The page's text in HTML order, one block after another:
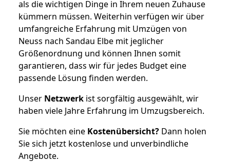
als die wichtigen Dinge in Ihrem neuen Zuhause
kümmern müssen. Weiterhin verfügen wir über
umfangreiche Erfahrung mit Umzügen von
Neuss nach Sandau Elbe mit jeglicher
Größenordnung und können Ihnen somit
garantieren, dass wir für jedes Budget eine
passende Lösung finden werden.
Unser Netzwerk ist sorgfältig ausgewählt, wir
haben viele Jahre Erfahrung im Umzugsbereich.
Sie möchten eine Kostenübersicht? Dann holen
Sie sich jetzt kostenlose und unverbindliche
Angebote.